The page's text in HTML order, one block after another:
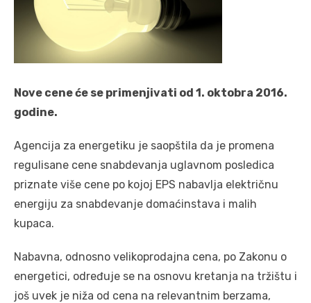
Nove cene će se primenjivati od 1. oktobra 2016.
godine.
Agencija za energetiku je saopštila da je promena
regulisane cene snabdevanja uglavnom posledica
priznate više cene po kojoj EPS nabavlja električnu
energiju za snabdevanje domaćinstava i malih
kupaca.
Nabavna, odnosno velikoprodajna cena, po Zakonu o
energetici, određuje se na osnovu kretanja na tržištu i
još uvek je niža od cena na relevantnim berzama,